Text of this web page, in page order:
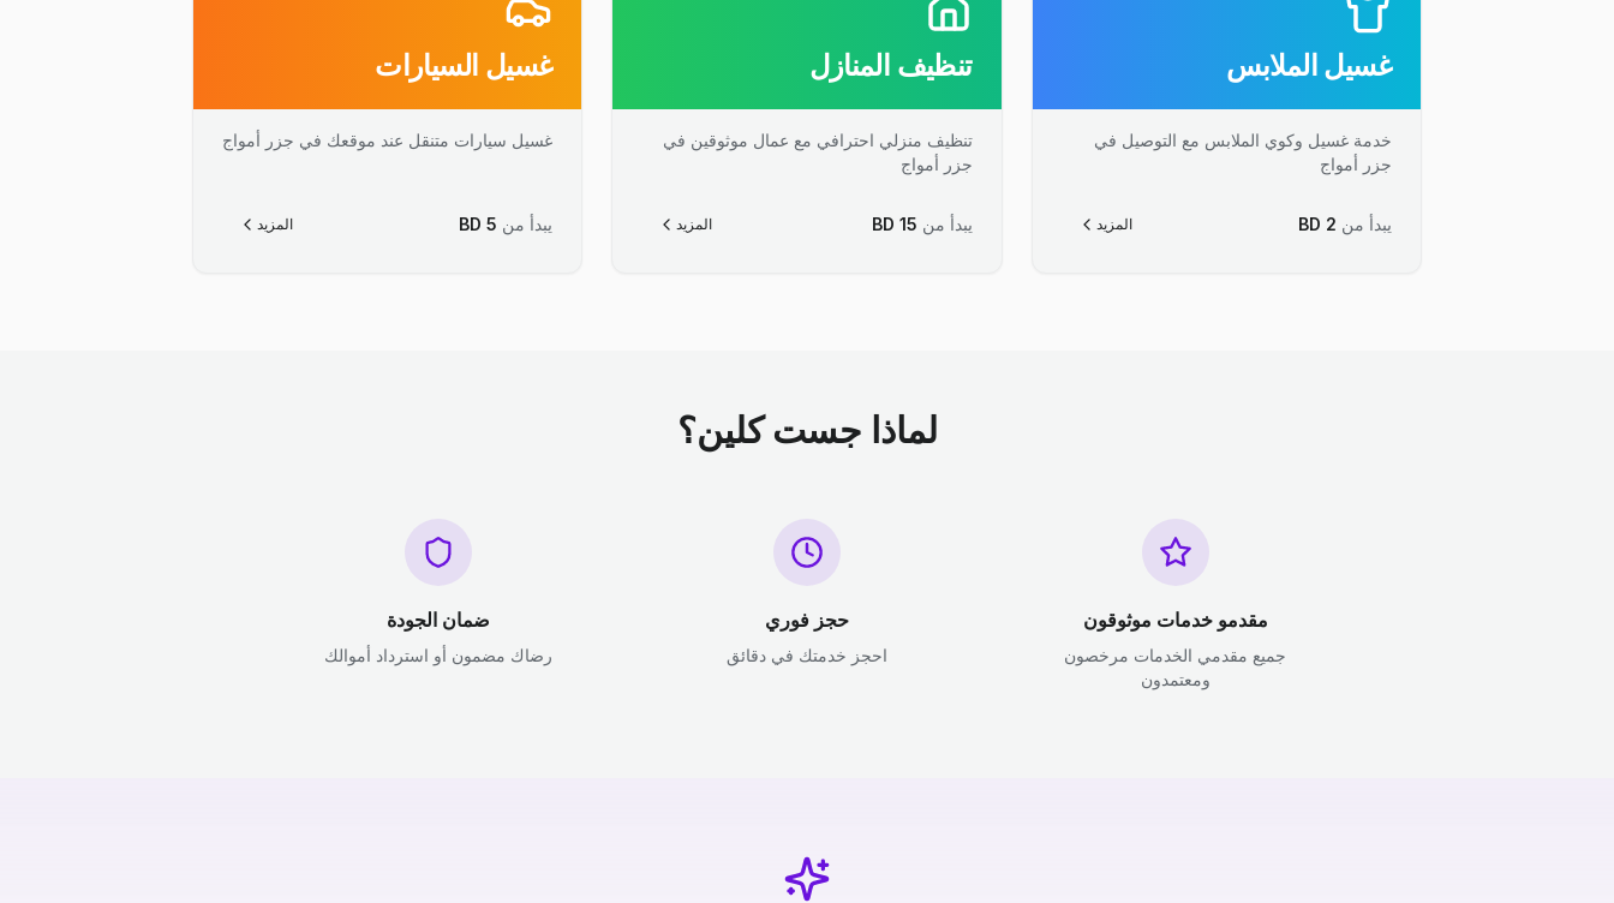
غسيل الملابس
خدمة غسيل وكوي الملابس مع التوصيل في
جزر أمواج
يبدأ من BD 2 المزيد
تنظيف المنازل
تنظيف منزلي احترافي مع عمال موثوقين في
جزر أمواج
يبدأ من BD 15 المزيد
غسيل السيارات
غسيل سيارات متنقل عند موقعك في جزر أمواج
يبدأ من BD 5 المزيد
لماذا جست كلين؟
مقدمو خدمات موثوقون
جميع مقدمي الخدمات مرخصون
ومعتمدون
حجز فوري
احجز خدمتك في دقائق
ضمان الجودة
رضاك مضمون أو استرداد أموالك